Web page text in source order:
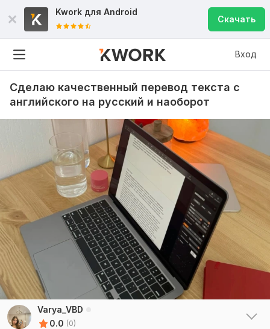
Kwork для Android
Скачать
Вход
Сделаю качественный перевод текста с
английского на русский и наоборот
Varya_VBD
0.0 (0)